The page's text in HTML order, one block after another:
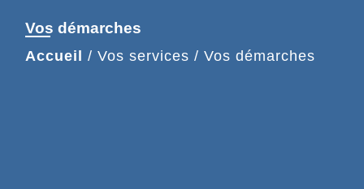
Vos démarches
Accueil / Vos services / Vos démarches